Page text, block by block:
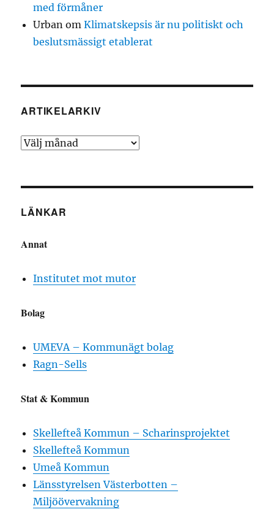
med förmåner
Urban omKlimatskepsis är nu politiskt och
beslutsmässigt etablerat
ARTIKELARKIV
Artikelarkiv
LÄNKAR
Annat
Institutet mot mutor
Bolag
UMEVA – Kommunägt bolag
Ragn-Sells
Stat & Kommun
Skellefteå Kommun – Scharinsprojektet
Skellefteå Kommun
Umeå Kommun
Länsstyrelsen Västerbotten –
Miljöövervakning